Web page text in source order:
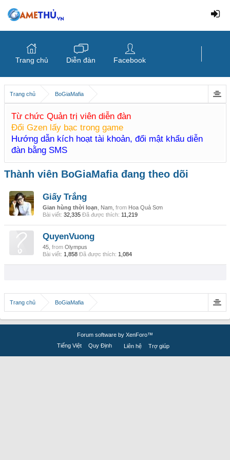
Trang chủ BoGiaMafia
Từ chức Quản trị viên diễn đàn
Đổi Gzen lấy bạc trong game
Hướng dẫn kích hoạt tài khoản, đổi mật khẩu diễn
đàn bằng SMS
Thành viên BoGiaMafia đang theo dõi
Giấy Trắng
Gian hùng thời loạn , Nam, from Hoa Quả Sơn
Bài viết: 32,335 Đã được thích: 11,219
QuyenVuong
45, from Olympus
Bài viết: 1,858 Đã được thích: 1,084
Trang chủ BoGiaMafia
Trang chủ Diễn đàn Facebook
Forum software by XenForo™
Tiếng Việt
Quy Định Liên hệ Trợ giúp